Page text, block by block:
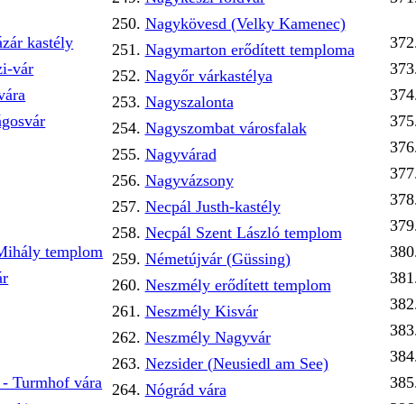
kastély
vár
templom
Turmhof vára
Nagykövesd (Velky Kamenec)
Nagymarton erődített temploma
Nagyőr várkastélya
Nagyszalonta
Nagyszombat városfalak
Nagyvárad
Nagyvázsony
Necpál Justh-kastély
Necpál Szent László templom
Németújvár (Güssing)
Neszmély erődített templom
Neszmély Kisvár
Neszmély Nagyvár
Nezsider (Neusiedl am See)
Nógrád vára